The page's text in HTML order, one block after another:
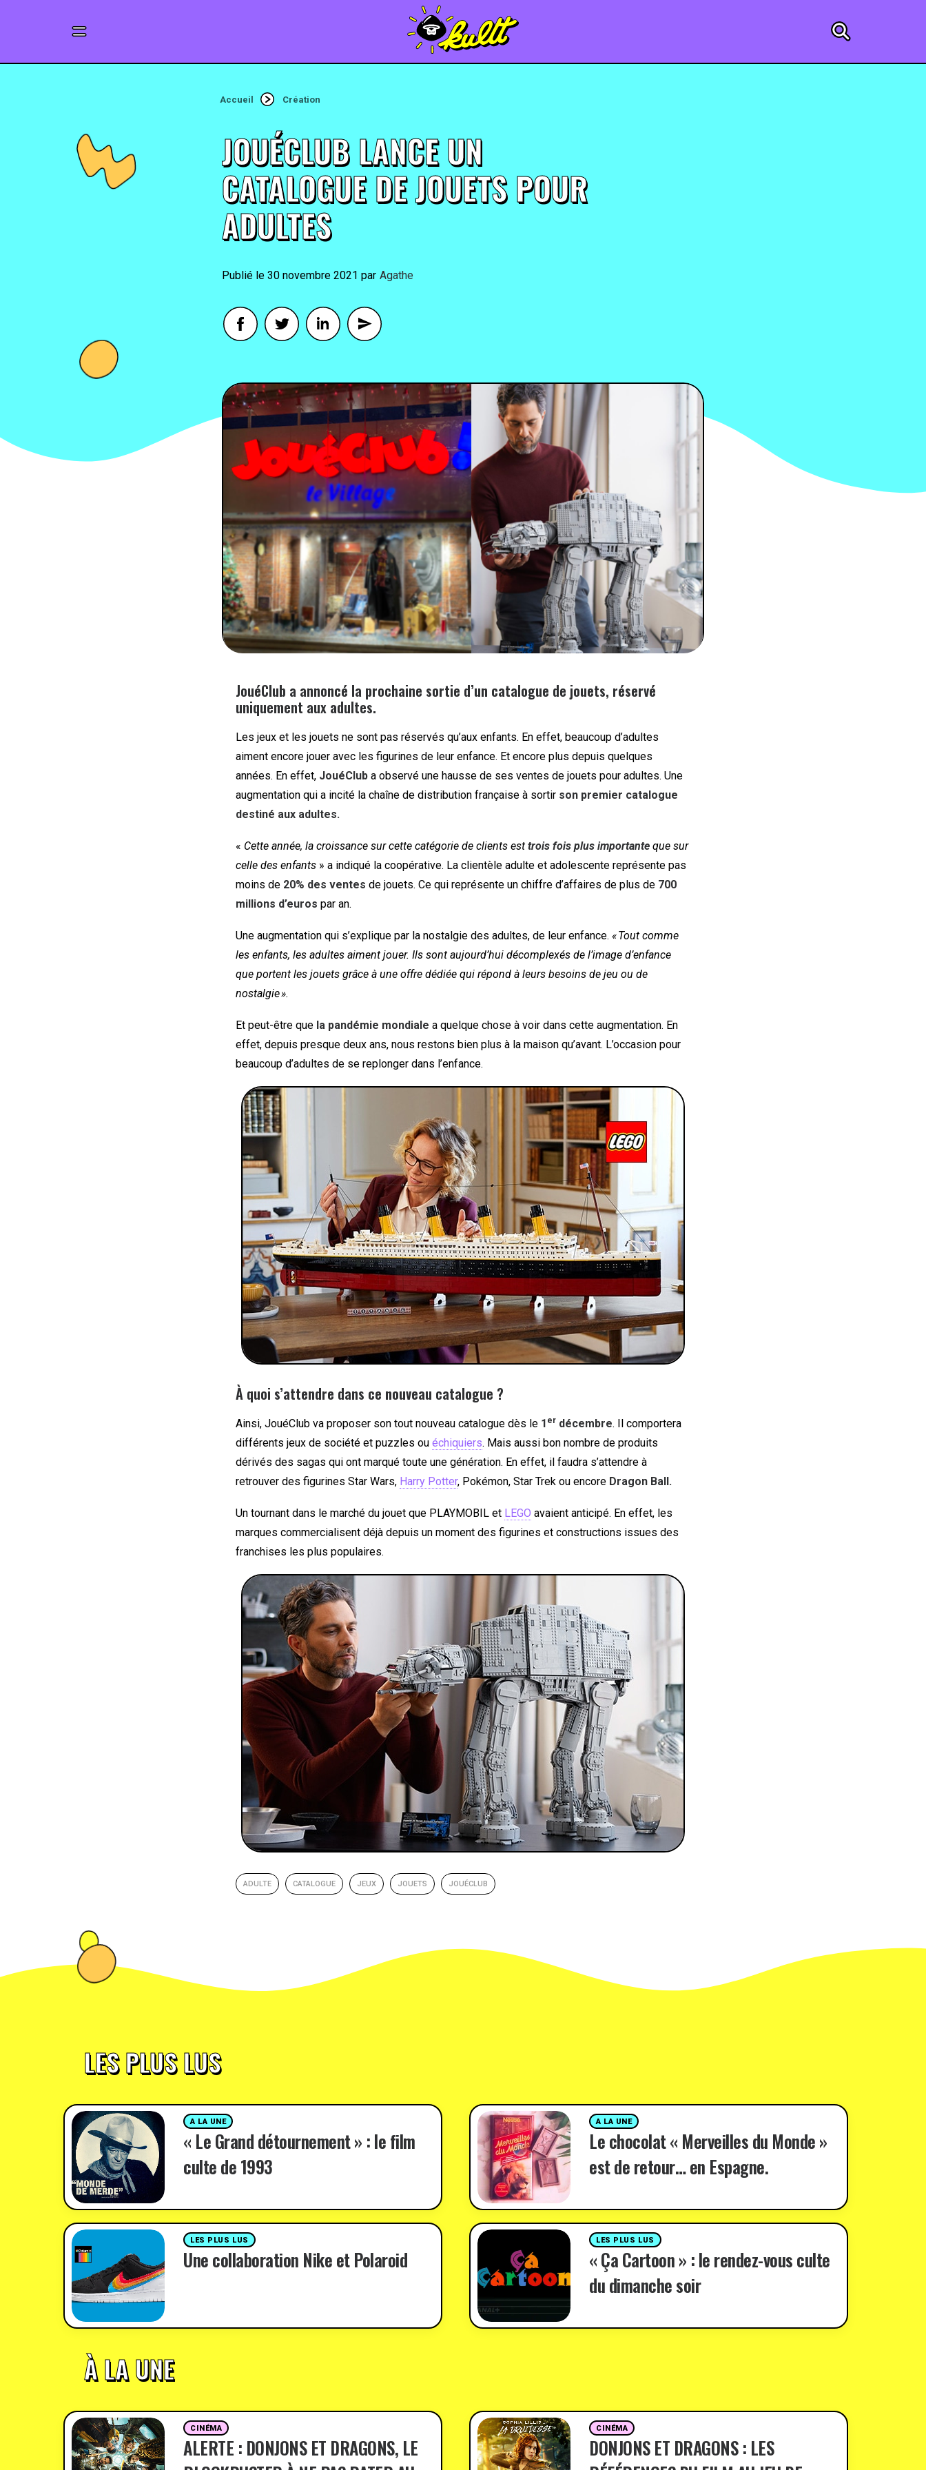
Accueil Création
JOUÉCLUB LANCE UN
CATALOGUE DE JOUETS POUR
ADULTES
30 novembre 2021 By Agathe
JouéClub a annoncé la prochaine sortie d’un catalogue de jouets, réservé
uniquement aux adultes.
Les jeux et les jouets ne sont pas réservés qu’aux enfants. En effet, beaucoup d’adultes
aiment encore jouer avec les figurines de leur enfance. Et encore plus depuis quelques
années. En effet, JouéClub a observé une hausse de ses ventes de jouets pour adultes. Une
augmentation qui a incité la chaîne de distribution française à sortir son premier catalogue
destiné aux adultes.
« Cette année, la croissance sur cette catégorie de clients est trois fois plus importante que sur
celle des enfants » a indiqué la coopérative. La clientèle adulte et adolescente représente pas
moins de 20% des ventes de jouets. Ce qui représente un chiffre d’affaires de plus de 700
millions d’euros par an.
Une augmentation qui s’explique par la nostalgie des adultes, de leur enfance. « Tout comme
les enfants, les adultes aiment jouer. Ils sont aujourd’hui décomplexés de l’image d’enfance
que portent les jouets grâce à une offre dédiée qui répond à leurs besoins de jeu ou de
nostalgie ».
Et peut-être que la pandémie mondiale a quelque chose à voir dans cette augmentation. En
effet, depuis presque deux ans, nous restons bien plus à la maison qu’avant. L’occasion pour
beaucoup d’adultes de se replonger dans l’enfance.
À quoi s’attendre dans ce nouveau catalogue ?
Ainsi, JouéClub va proposer son tout nouveau catalogue dès le 1 er décembre. Il comportera
différents jeux de société et puzzles ou échiquiers. Mais aussi bon nombre de produits
dérivés des sagas qui ont marqué toute une génération. En effet, il faudra s’attendre à
retrouver des figurines Star Wars, Harry Potter, Pokémon, Star Trek ou encore Dragon Ball.
Un tournant dans le marché du jouet que PLAYMOBIL et LEGO avaient anticipé. En effet, les
marques commercialisent déjà depuis un moment des figurines et constructions issues des
franchises les plus populaires.
ADULTE CATALOGUE JEUX JOUETS JOUÉCLUB
LES PLUS LUS
A LA UNE
« Le Grand détournement » : le film
culte de 1993
A LA UNE
Le chocolat « Merveilles du Monde »
est de retour… en Espagne.
LES PLUS LUS
Une collaboration Nike et Polaroid
LES PLUS LUS
« Ça Cartoon » : le rendez-vous culte
du dimanche soir
À LA UNE
CINÉMA
ALERTE : DONJONS ET DRAGONS, LE
CINÉMA
DONJONS ET DRAGONS : LES